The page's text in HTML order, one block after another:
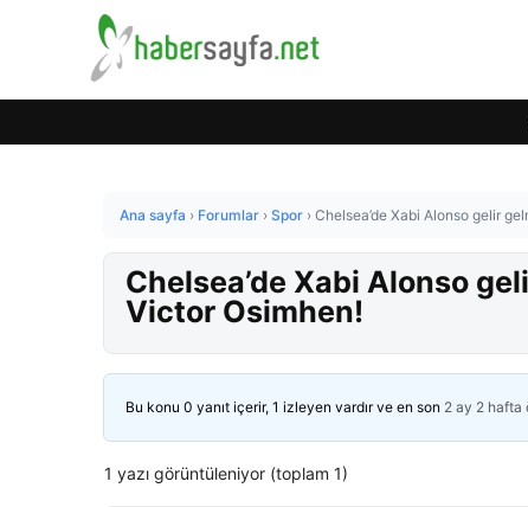
Ana sayfa › Forumlar › Spor › Chelsea’de Xabi Alonso gelir
Chelsea’de Xabi Alonso
Victor Osimhen!
Bu konu 0 yanıt içerir, 1 izleyen vardır ve en son 2 ay 2 hafta
1 yazı görüntüleniyor (toplam 1)